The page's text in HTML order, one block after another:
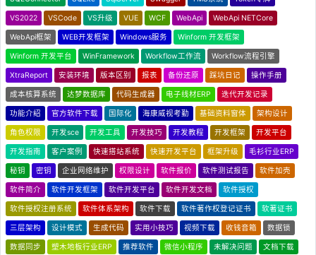
VS2022 VSCode VS升级 VUE WCF WebApi WebApi NETCore
WebApi框架 WEB开发框架 Windows服务 Winform 开发框架
Winform 开发平台 WinFramework Workflow工作流 Workflow流程引擎
XtraReport 安装环境 版本区别 报表 备份还原 踩坑日记 操作手册
成本核算系统 达梦数据库 代码生成器 电子线材ERP 迭代开发记录
功能介绍 官方软件下载 国际化 海康威视考勤 基础资料窗体 架构设计
角色权限 开发sce 开发工具 开发技巧 开发教程 开发框架 开发平台
开发指南 客户案例 快速搭站系统 快速开发平台 框架升级 毛衫行业ERP
秘钥 密钥 企业网络维护 权限设计 软件报价 软件测试报告 软件加壳
软件简介 软件开发框架 软件开发平台 软件开发文档 软件授权
软件授权注册系统 软件体系架构 软件下载 软件著作权登记证书 软著证书
三层架构 设计模式 生成代码 实用小技巧 视频下载 收钱音箱 数据锁
数据同步 塑木地板行业ERP 推荐软件 微信小程序 未解决问题 文档下载